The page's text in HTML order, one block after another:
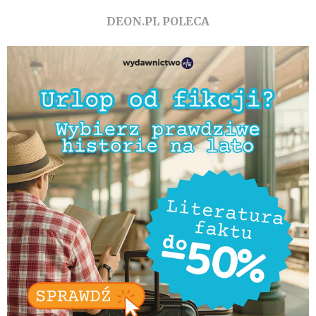
DEON.PL POLECA